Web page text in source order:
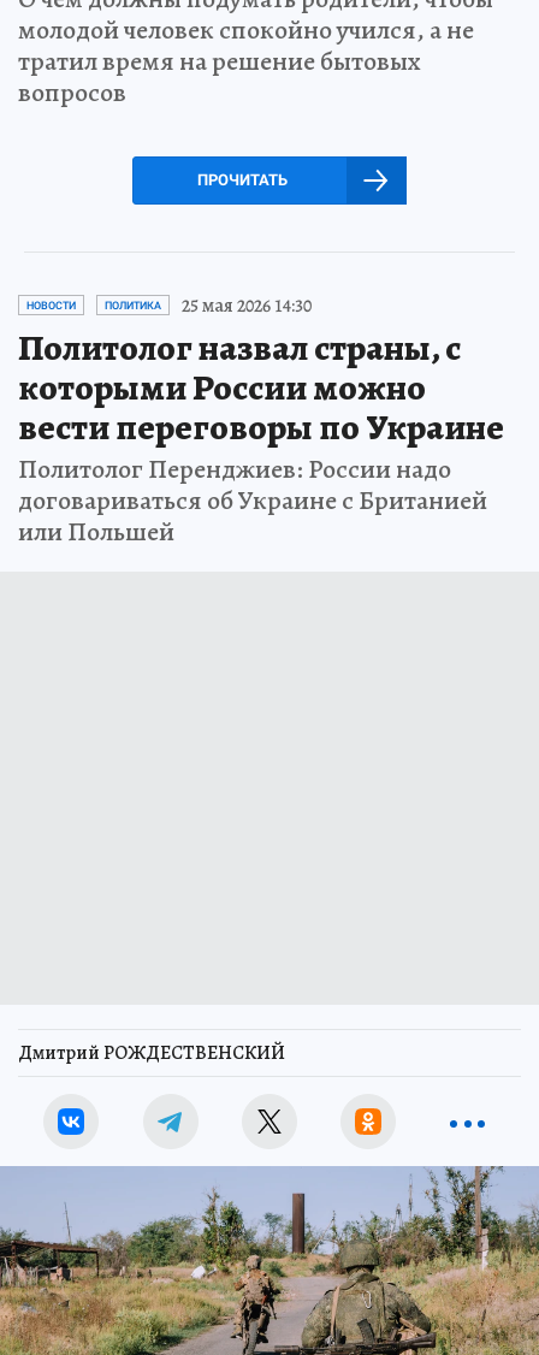
молодой человек спокойно учился, а не
тратил время на решение бытовых
вопросов
ПРОЧИТАТЬ
НОВОСТИ ПОЛИТИКА 25 мая 2026 14:30
Политолог назвал страны, с
которыми России можно
вести переговоры по Украине
Политолог Перенджиев: России надо
договариваться об Украине с Британией
или Польшей
Дмитрий РОЖДЕСТВЕНСКИЙ